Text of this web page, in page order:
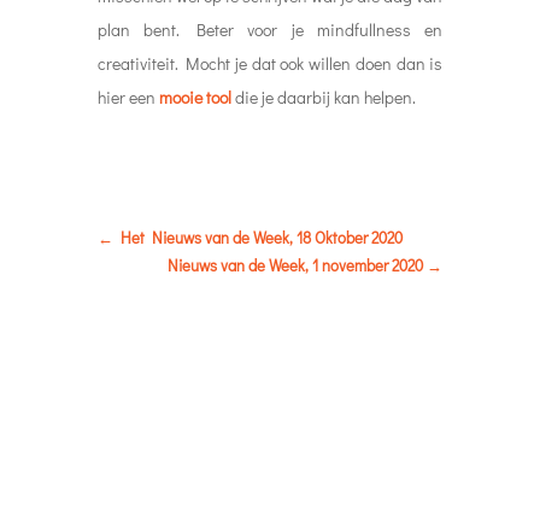
plan bent. Beter voor je mindfullness en
creativiteit. Mocht je dat ook willen doen dan is
hier een mooie tooldie je daarbij kan helpen.
← Het Nieuws van de Week, 18 Oktober 2020
Nieuws van de Week, 1 november 2020→